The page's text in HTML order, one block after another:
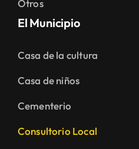
Otros
El Municipio
Casa de la cultura
Casa de niños
Cementerio
Consultorio Local